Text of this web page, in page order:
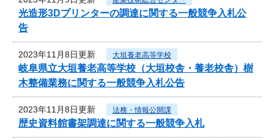
光造形3Dプリンターの調達に関する一般競争入札公
告
2023年11月8日更新 大垣養老高等学校
岐阜県立大垣養老高等学校（大垣校舎・養老校舎）樹
木整備業務に関する一般競争入札公告
2023年11月8日更新 法務・情報公開課
歴史資料館書架調達に関する一般競争入札